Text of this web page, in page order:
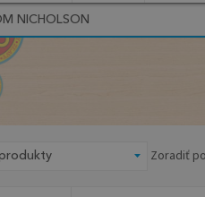
NICHOLSON
Zoradiť